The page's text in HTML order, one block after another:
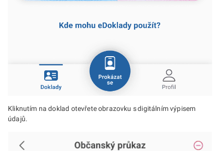
Kliknutím na doklad otevřete obrazovku s digitálním výpisem
údajů.